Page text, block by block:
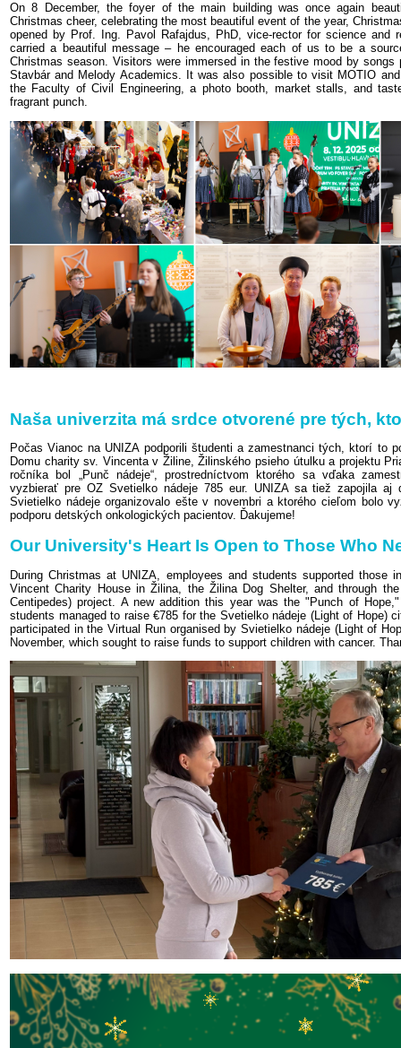
On 8 December, the foyer of the main building was once again
Christmas cheer, celebrating the most beautiful event of the year,
opened by Prof. Ing. Pavol Rafajdus, PhD, vice-rector for science and
carried a beautiful message – he encouraged each of us to be a
Christmas season. Visitors were immersed in the festive mood by songs
Stavbár and Melody Academics. It was also possible to visit MOTIO
the Faculty of Civil Engineering, a photo booth, market stalls, and
fragrant punch.
Naša univerzita má srdce otvorené pre tých,
Počas Vianoc na UNIZA podporili študenti a zamestnanci tých, ktorí to
Domu charity sv. Vincenta v Žiline, Žilinského psieho útulku a projektu
ročníka bol „Punč nádeje“, prostredníctvom ktorého sa vďaka
vyzbierať pre OZ Svetielko nádeje 785 eur. UNIZA sa tiež zapojila aj
Svietielko nádeje organizovalo ešte v novembri a ktorého cieľom bolo
podporu detských onkologických pacientov. Ďakujeme!
Our University's Heart Is Open to Those Who
During Christmas at UNIZA, employees and students supported those
Vincent Charity House in Žilina, the Žilina Dog Shelter, and through
Centipedes) project. A new addition this year was the "Punch of
students managed to raise €785 for the Svetielko nádeje (Light of Hope)
participated in the Virtual Run organised by Svietielko nádeje (Light of
November, which sought to raise funds to support children with cancer.